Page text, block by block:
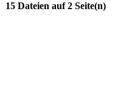
15 Dateien auf 2 Seite(n)